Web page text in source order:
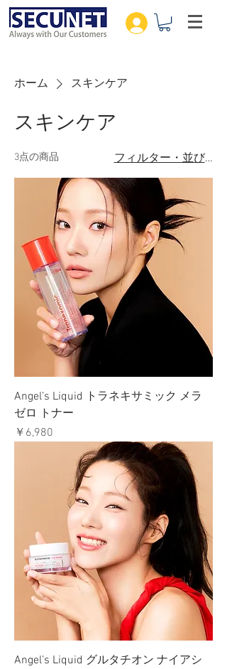
ホーム スキンケア
スキンケア
3点の商品 フィルター・並び替え
Angel’s Liquid トラネキサミック メラ
ゼロ トナー
価格
￥6,980
Angel’s Liquid グルタチオン ナイアシ